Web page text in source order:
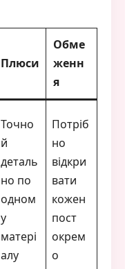
Плюси
Обме
женн
я
Точно
й
деталь
но по
одном
у
матері
алу
Потріб
но
відкри
вати
кожен
пост
окрем
о